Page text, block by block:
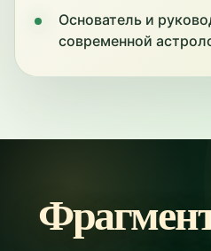
Основатель и
современной